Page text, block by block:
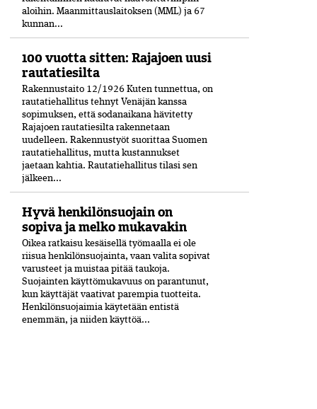
aloihin. Maanmittauslaitoksen (MML) ja 67
kunnan...
100 vuotta sitten: Rajajoen uusi
rautatiesilta
Rakennustaito 12/1926 Kuten tunnettua, on
rautatiehallitus tehnyt Venäjän kanssa
sopimuksen, että sodanaikana hävitetty
Rajajoen rautatiesilta rakennetaan
uudelleen. Rakennustyöt suorittaa Suomen
rautatiehallitus, mutta kustannukset
jaetaan kahtia. Rautatiehallitus tilasi sen
jälkeen...
Hyvä henkilönsuojain on
sopiva ja melko mukavakin
Oikea ratkaisu kesäisellä työmaalla ei ole
riisua henkilönsuojainta, vaan valita sopivat
varusteet ja muistaa pitää taukoja.
Suojainten käyttömukavuus on parantunut,
kun käyttäjät vaativat parempia tuotteita.
Henkilönsuojaimia käytetään entistä
enemmän, ja niiden käyttöä...